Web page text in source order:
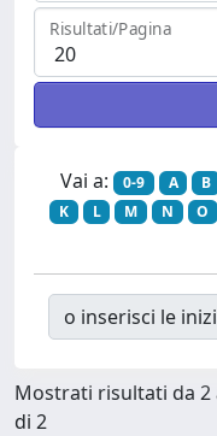
Risultati/Pagina
Vai a: 0-9 A B
K
L M N O
o inserisci le
Mostrati risultati da 2
di 2